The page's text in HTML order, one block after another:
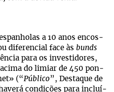
a 10 anos encos­
dife­ren­cial face às bunds
para os inves­ti­do­res,
do limiar de 450 pon­
(“Público ”, Des­ta­que de
con­di­ções para incluí­